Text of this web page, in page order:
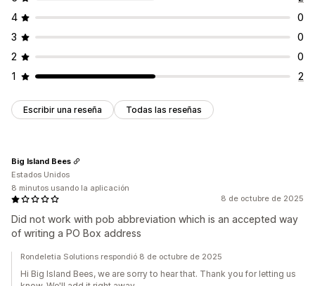
4
0
3
0
2
0
1
2
Escribir una reseña Todas las reseñas
8 de octubre de 2025
Did not work with pob abbreviation which is an accepted way
of writing a PO Box address
Big Island Bees
Estados Unidos
8 minutos usando la aplicación
Rondeletia Solutions respondió 8 de octubre de 2025
Hi Big Island Bees, we are sorry to hear that. Thank you for letting us